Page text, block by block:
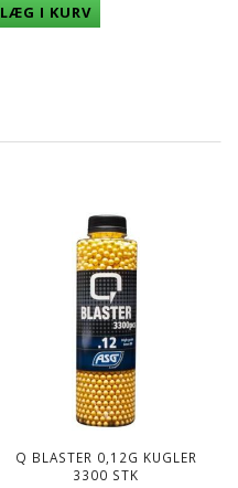
LÆG I KURV
Q BLASTER 0,12G KUGLER
3300 STK